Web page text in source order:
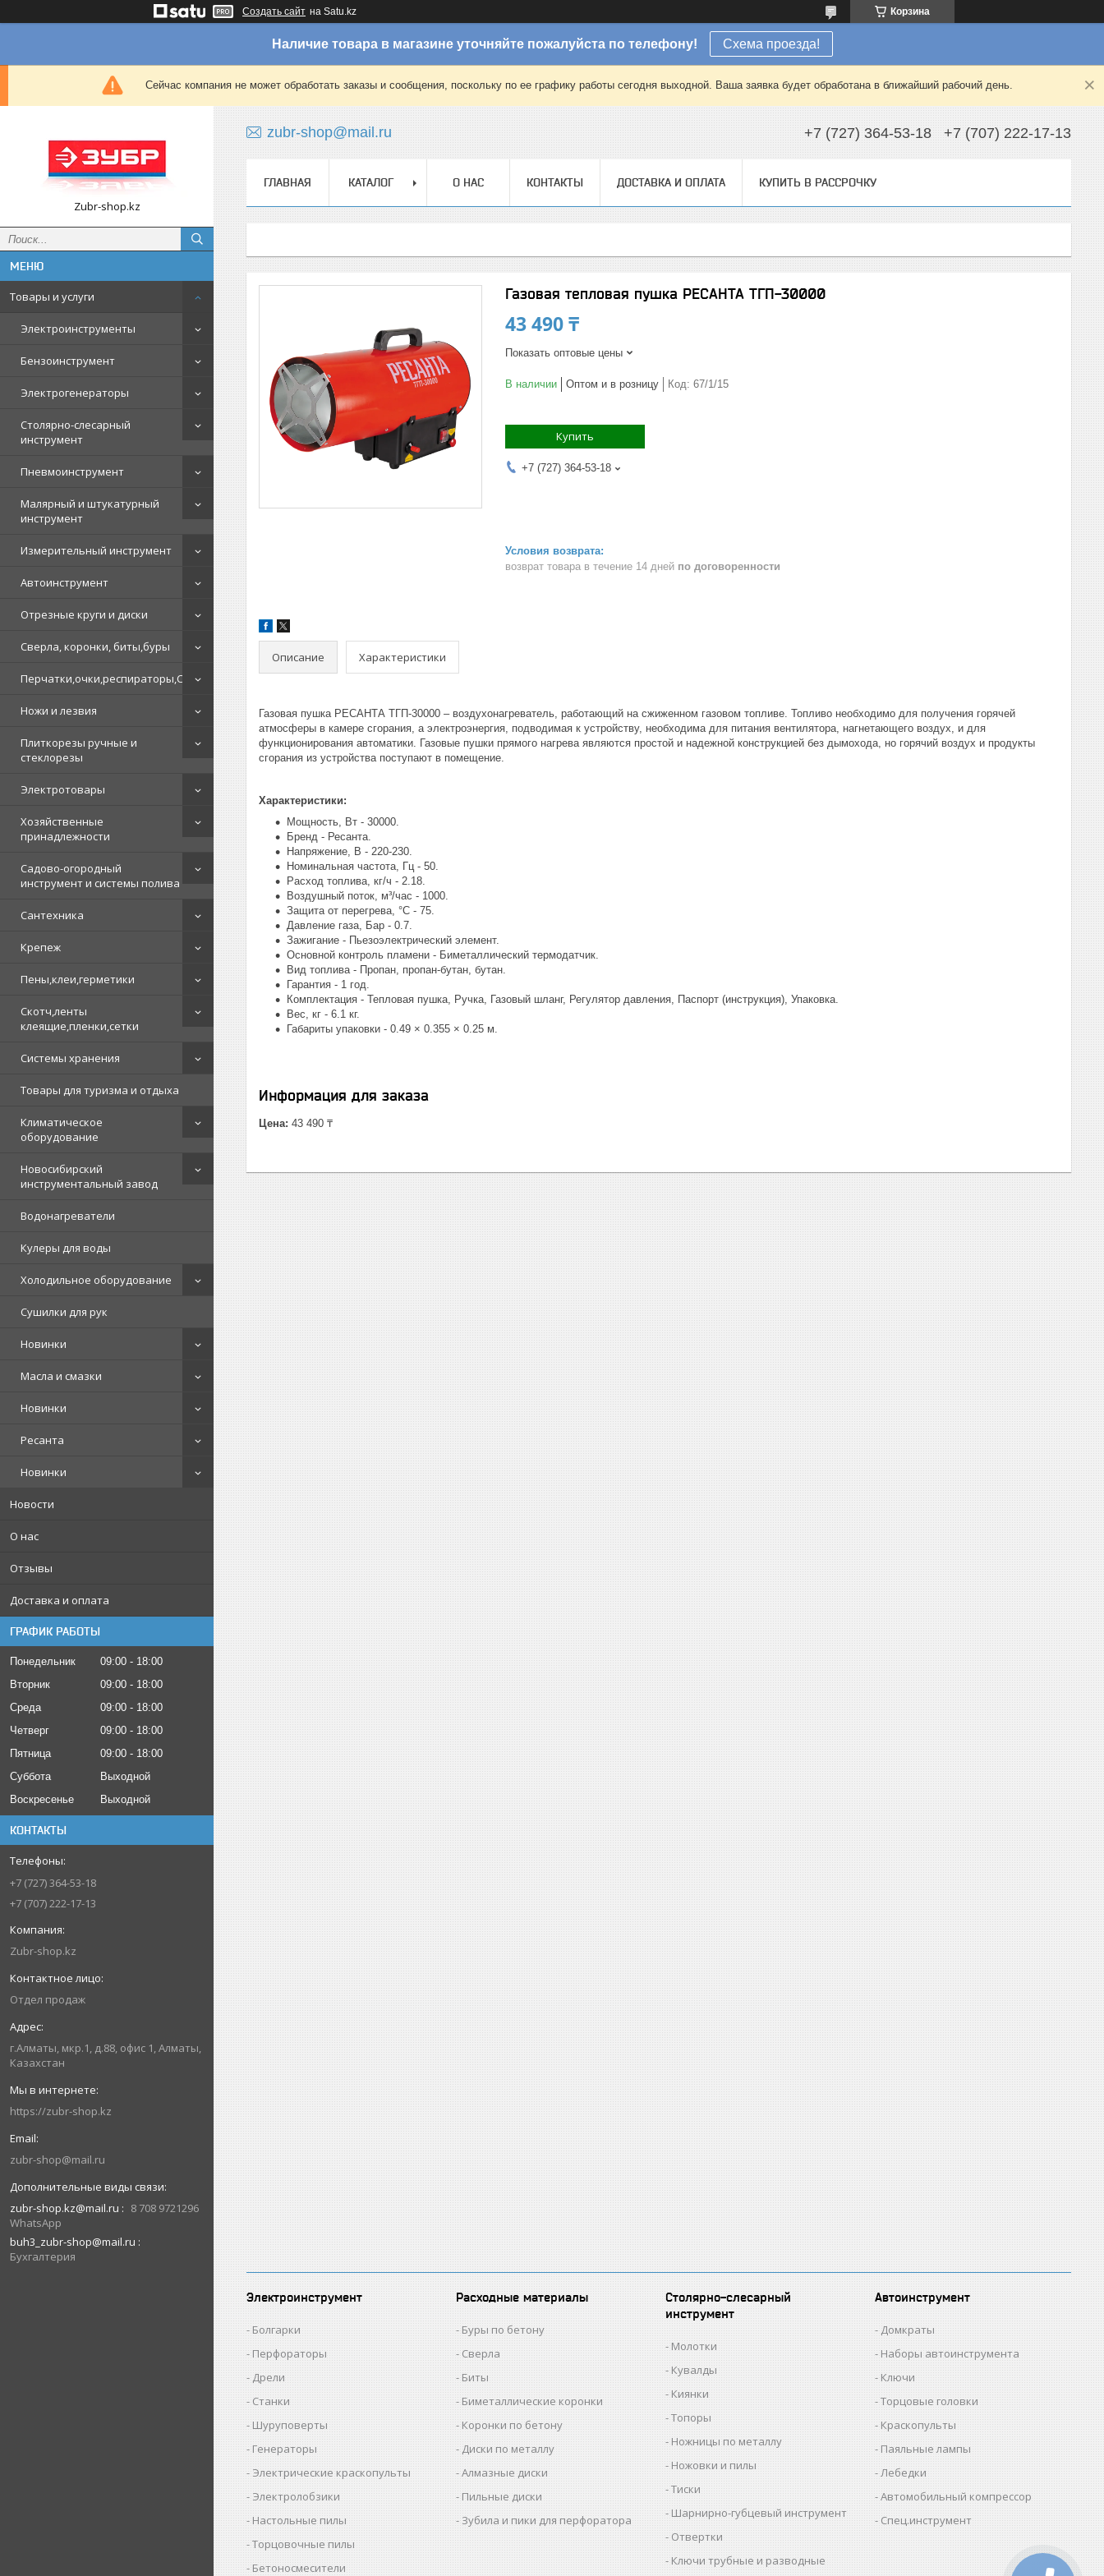
Создать сайт на Satu.kz Корзина
Наличие товара в магазине уточняйте пожалуйста по телефону! Схема проезда!
Сейчас компания не может обработать заказы и сообщения, поскольку по ее графику работы сегодня выходной. Ваша заявка будет обработана в ближайший рабочий день.
Zubr-shop.kz
Товары и услуги
Электроинструменты
Бензоинструмент
Электрогенераторы
Столярно-слесарный
инструмент
Пневмоинструмент
Малярный и штукатурный
инструмент
Измерительный инструмент
Автоинструмент
Отрезные круги и диски
Сверла, коронки, биты,буры
Перчатки,очки,респираторы,СИЗ
Ножи и лезвия
Плиткорезы ручные и
стеклорезы
Электротовары
Хозяйственные
принадлежности
Садово-огородный
инструмент и системы полива
Сантехника
Крепеж
Пены,клеи,герметики
Скотч,ленты
клеящие,пленки,сетки
Системы хранения
Товары для туризма и отдыха
Климатическое
оборудование
Новосибирский
инструментальный завод
Водонагреватели
Кулеры для воды
Холодильное оборудование
Сушилки для рук
Новинки
Масла и смазки
Новинки
Ресанта
Новинки
Новости
О нас
Отзывы
Доставка и оплата
ГРАФИК РАБОТЫ
Понедельник 09:00
18:00
Вторник
09:00
18:00
Среда
09:00
18:00
Четверг
09:00
18:00
Пятница
09:00
18:00
Суббота
Выходной
Воскресенье
Выходной
КОНТАКТЫ
+7 (727) 364-53-18
+7 (707) 222-17-13
Zubr-shop.kz
Отдел продаж
г.Алматы, мкр.1, д.88, офис 1, Алматы,
Казахстан
https://zubr-shop.kz
zubr-shop@mail.ru
zubr-shop.kz@mail.ru
8 708 9721296
WhatsApp
buh3_zubr-shop@mail.ru
Бухгалтерия
zubr-shop@mail.ru +7 (727) 364-53-18 +7 (707) 222-17-13
ГЛАВНАЯ КАТАЛОГ О НАС КОНТАКТЫ ДОСТАВКА И ОПЛАТА КУПИТЬ В РАССРОЧКУ
Газовая тепловая пушка РЕСАНТА ТГП-30000
43 490 ₸
Показать оптовые цены
В наличии Оптом и в розницу Код: 67/1/15
Купить
+7 (727) 364-53-18
возврат товара в течение 14 дней по договоренности
Описание Характеристики
Газовая пушка РЕСАНТА ТГП-30000 – воздухонагреватель, работающий на сжиженном газовом топливе. Топливо необходимо для получения горячей
атмосферы в камере сгорания, а электроэнергия, подводимая к устройству, необходима для питания вентилятора, нагнетающего воздух, и для
функционирования автоматики. Газовые пушки прямого нагрева являются простой и надежной конструкцией без дымохода, но горячий воздух и продукты
сгорания из устройства поступают в помещение.
Характеристики:
Мощность, Вт - 30000.
Бренд - Ресанта.
Напряжение, В - 220-230.
Номинальная частота, Гц - 50.
Расход топлива, кг/ч - 2.18.
Воздушный поток, м³/час - 1000.
Защита от перегрева, °С - 75.
Давление газа, Бар - 0.7.
Зажигание - Пьезоэлектрический элемент.
Основной контроль пламени - Биметаллический термодатчик.
Вид топлива - Пропан, пропан-бутан, бутан.
Гарантия - 1 год.
Комплектация - Тепловая пушка, Ручка, Газовый шланг, Регулятор давления, Паспорт (инструкция), Упаковка.
Вес, кг - 6.1 кг.
Габариты упаковки - 0.49 × 0.355 × 0.25 м.
Информация для заказа
Цена: 43 490 ₸
Электроинструмент
Болгарки
Перфораторы
Дрели
Станки
Шуруповерты
Генераторы
Электрические краскопульты
Электролобзики
Настольные пилы
Торцовочные пилы
Бетоносмесители
Расходные материалы
Буры по бетону
Сверла
Биты
Биметаллические коронки
Коронки по бетону
Диски по металлу
Алмазные диски
Пильные диски
Зубила и пики для перфоратора
Столярно-слесарный
инструмент
Молотки
Кувалды
Киянки
Топоры
Ножницы по металлу
Ножовки и пилы
Тиски
Шарнирно-губцевый инструмент
Отвертки
Ключи трубные и разводные
Автоинструмент
Домкраты
Наборы автоинструмента
Ключи
Торцовые головки
Краскопульты
Паяльные лампы
Лебедки
Автомобильный компрессор
Спец.инструмент